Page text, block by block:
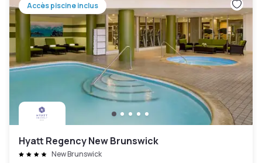
Accès piscine inclus
Hyatt Regency New Brunswick
New Brunswick